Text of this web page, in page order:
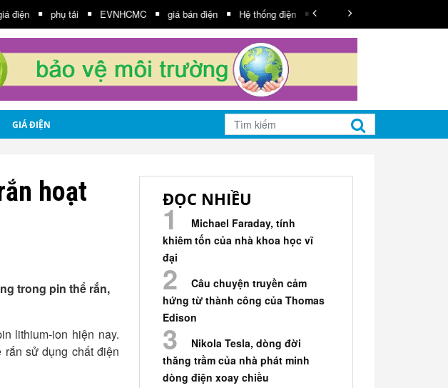
phụ tải EVNHCMC giá bán điện Hệ thống điện công suất truyền tải
GIÁ ĐIỆN
hoạt
trong pin thể rắn,
lithium-ion hiện nay.
sử dụng chất điện
ĐỌC NHIỀU
Michael Faraday, tính
khiêm tốn của nhà khoa học vĩ
đại
Câu chuyện truyền cảm
hứng từ thành công của Thomas
Edison
Nikola Tesla, dòng đời
thăng trầm của nhà phát minh
dòng điện xoay chiều